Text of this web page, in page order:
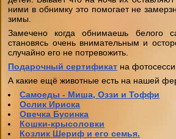
Конный клуб:+7 (921)959-94-53
,
ежедневно. Конюшня находится
, не доезжая
Отзывы о катаниях читайтенашей
ними в обнимку это помогает не
зимы.
Замечено когда обнимаешь белого
становясь очень внимательным и
случайно его не потревожить.
Подарочный сертификат на
А какие ещё животные есть на нашей
Самоеды - Миша, Оззи и Тоффи
Ослик Ириска
Овечка Бусинка
Кошки-крысоловки
Козлик Шериф и его семья.